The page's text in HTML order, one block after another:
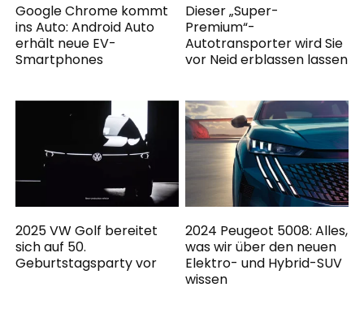
Google Chrome kommt
ins Auto: Android Auto
erhält neue EV-
Smartphones
Dieser „Super-
Premium“-
Autotransporter wird Sie
vor Neid erblassen lassen
2025 VW Golf bereitet
sich auf 50.
Geburtstagsparty vor
2024 Peugeot 5008: Alles,
was wir über den neuen
Elektro- und Hybrid-SUV
wissen